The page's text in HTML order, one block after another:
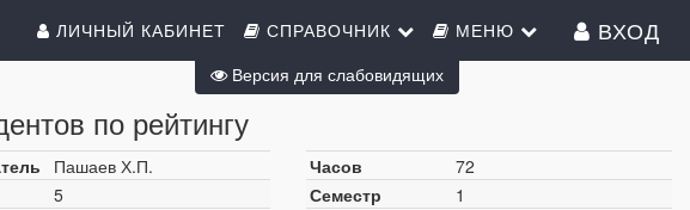
ЛИЧНЫЙ КАБИНЕТ СПРАВОЧНИК МЕНЮ ВХОД
по рейтингу
Пашаев Х.П.
5
Часов
72
Семестр
1
Версия для слабовидящих